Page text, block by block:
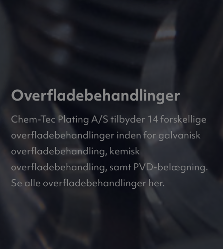
Overfladebehandlinger
Chem-Tec Plating A/S tilbyder 14 forskellige
overfladebehandlinger inden for galvanisk
overfladebehandling, kemisk
overfladebehandling, samt PVD-belægning.
Se alle overfladebehandlinger her.